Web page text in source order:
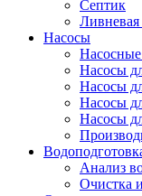
Септик
Ливневая
Насосы
Насосы
Насосы
Насосы
Насосы
Анализ
Очистка